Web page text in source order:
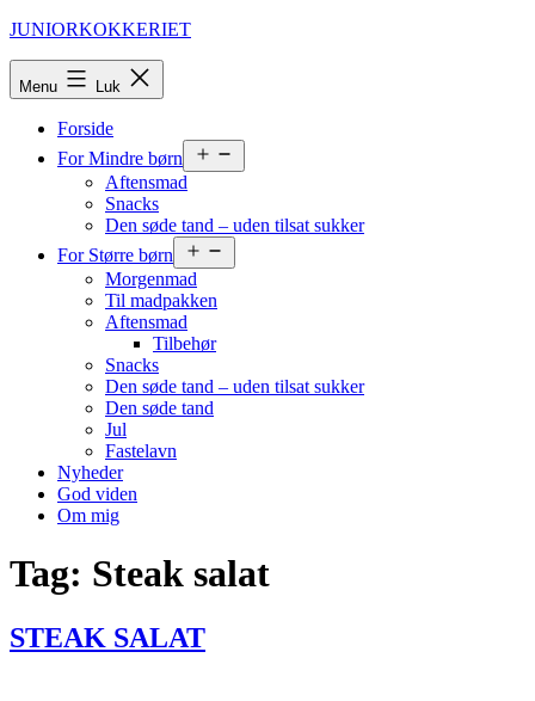
Fortsæt
JUNIORKOKKERIET
Menu Luk
Forside
For Mindre børn
menu
Aftensmad
Snacks
Den søde tand – uden tilsat sukker
For Større børn
menu
Morgenmad
Til madpakken
Aftensmad
Tilbehør
Snacks
Den søde tand – uden tilsat sukker
Den søde tand
Jul
Fastelavn
Nyheder
God viden
Om mig
Tag: Steak salat
STEAK SALAT